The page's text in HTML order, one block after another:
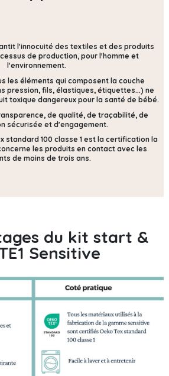
l'innocuité des textiles et des produits
de production, pour l'homme et
l'environnement.
les éléments qui composent la couche
pression, fils, élastiques, étiquettes...) ne
toxique dangereux pour la santé de bébé.
de qualité, de traçabilité, de
sécurisée et d'engagement.
standard 100 classe 1 est la certification la
les produits en contact avec les
de moins de trois ans.
du kit start &
Sensitive